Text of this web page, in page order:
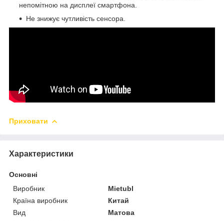
непомітною на дисплеї смартфона.
Не знижує чутливість сенсора.
Приховати
Характеристики
Основні
Виробник
Mietubl
Країна виробник
Китай
Вид
Матова